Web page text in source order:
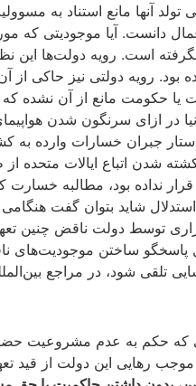
تولد آنها مانع استناد به
دانست. آیا موجودیتی که
است. رویه دولت‌ها این
رویه دولتی نیز حاکی
یا حکومت مانع از آن
بریتانیا خواستار جبران خسارات
ایالات متحده بابت کشته شدن
نداده بود، مطالبه خسارت
شاید بتوان گفت
توسط دولت ناقض چنین
ساختن موجودیت‌های
تلقی شود، در مراجع
نظر مشورتی نامیبیا در سال 1971
موجب رهایی این دولت از